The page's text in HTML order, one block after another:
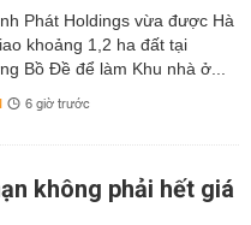
Phát Holdings vừa được Hà
khoảng 1,2 ha đất tại
Bồ Đề để làm Khu nhà ở...
6 giờ trước
không phải hết giá